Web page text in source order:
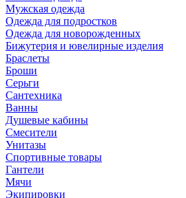
Мужская одежда
Одежда для подростков
Одежда для новорожденных
Бижутерия и ювелирные изделия
Браслеты
Броши
Серьги
Сантехника
Ванны
Душевые кабины
Смесители
Унитазы
Спортивные товары
Гантели
Мячи
Экипировки